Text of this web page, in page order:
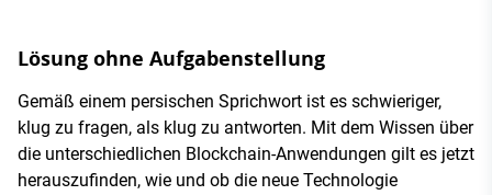
Lösung ohne Aufgabenstellung
Gemäß einem persischen Sprichwort ist es schwieriger,
klug zu fragen, als klug zu antworten. Mit dem Wissen über
die unterschiedlichen Blockchain-Anwendungen gilt es jetzt
herauszufinden, wie und ob die neue Technologie